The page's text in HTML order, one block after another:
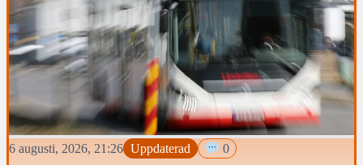
6 augusti, 2026, 21:26 Uppdaterad 0